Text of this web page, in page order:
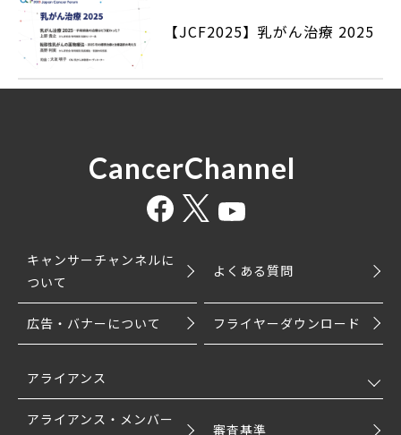
【JCF2025】乳がん治療 2025
CancerChannel
キャンサーチャンネルに
ついて
よくある質問
広告・バナーについて フライヤーダウンロード
アライアンス
アライアンス・メンバー
審査基準